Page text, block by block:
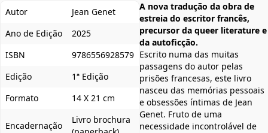
Autor
Jean Genet
Ano de Edição
2025
ISBN
9786556928579
Edição
1ª Edição
Formato
14 X 21 cm
Encadernação
Livro brochura
A nova tradução da obra de
estreia do escritor francês,
precursor da queer literature e
da autoficção.
Escrito numa das muitas
passagens do autor pelas
prisões francesas, este livro
nasceu das memórias pessoais
e obsessões íntimas de Jean
Genet. Fruto de uma
necessidade incontrolável de